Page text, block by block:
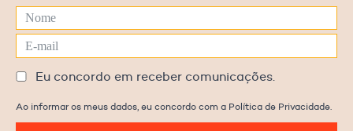
Eu concordo em receber comunicações.
Ao informar os meus dados, eu concordo com a Política de Privacidade.